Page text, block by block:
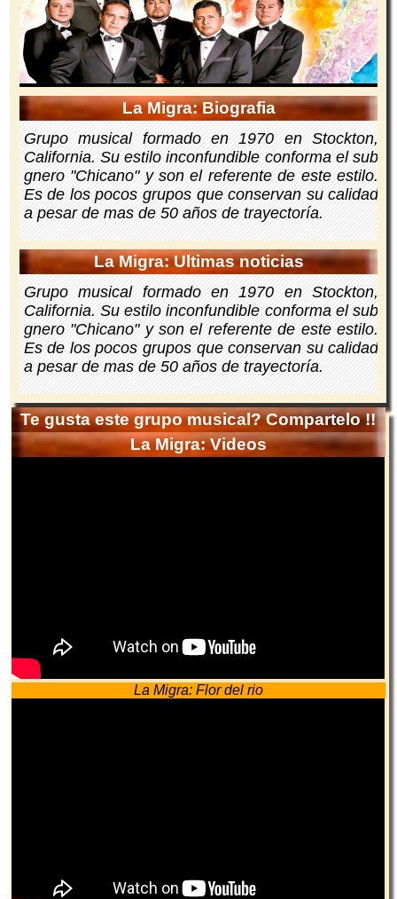
La Migra: Biografia
Grupo musical formado en 1970 en Stockton,
California. Su estilo inconfundible conforma el sub
gnero "Chicano" y son el referente de este estilo.
Es de los pocos grupos que conservan su calidad
a pesar de mas de 50 años de trayectoría.
La Migra: Ultimas noticias
Grupo musical formado en 1970 en Stockton,
California. Su estilo inconfundible conforma el sub
gnero "Chicano" y son el referente de este estilo.
Es de los pocos grupos que conservan su calidad
a pesar de mas de 50 años de trayectoría.
Te gusta este grupo musical? Compartelo !!
La Migra: Videos
La Migra: Flor del rio